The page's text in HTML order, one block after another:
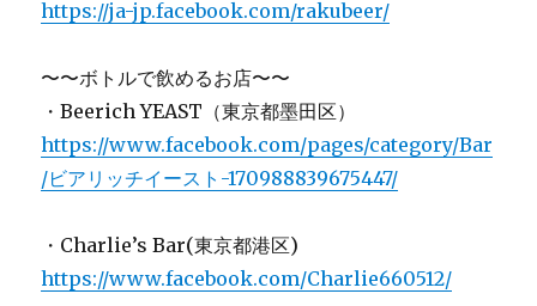
https://ja-jp.facebook.com/rakubeer/
〜〜ボトルで飲めるお店〜〜
・Beerich YEAST（東京都墨田区）
https://www.facebook.com/pages/category/Bar
/ビアリッチイースト-170988839675447/
・Charlie’s Bar(東京都港区)
https://www.facebook.com/Charlie660512/